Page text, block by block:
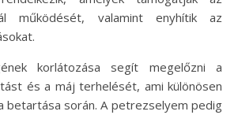
működését, valamint enyhítik az
korlátozása segít megelőzni a
és a máj terhelését, ami különösen
betartása során. A petrezselyem pedig